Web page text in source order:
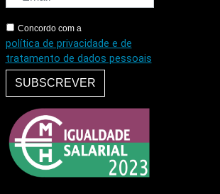
Concordo com a
política de privacidade e de
tratamento de dados pessoais
SUBSCREVER